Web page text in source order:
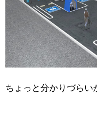
ちょっと分かりづらい